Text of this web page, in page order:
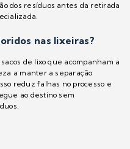
dos resíduos antes da retirada
nas lixeiras?
de lixo que acompanham a
a manter a separação
reduz falhas no processo e
ao destino sem